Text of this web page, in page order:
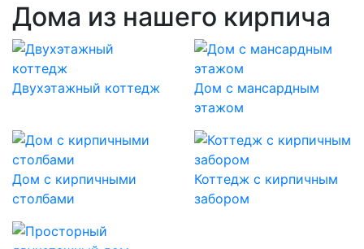
Дома из нашего кирпича
Двухэтажный коттедж
Дом с мансардным
этажом
Дом с кирпичными
столбами
Коттедж с кирпичным
забором